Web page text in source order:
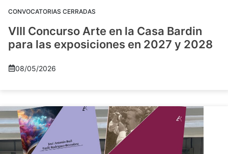
CONVOCATORIAS CERRADAS
VIII Concurso Arte en la Casa Bardin
para las exposiciones en 2027 y 2028
08/05/2026